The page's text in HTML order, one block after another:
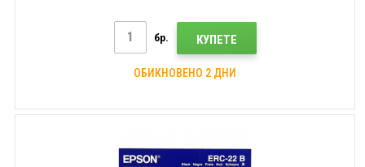
бр. КУПЕТЕ
ОБИКНОВЕНО 2 ДНИ